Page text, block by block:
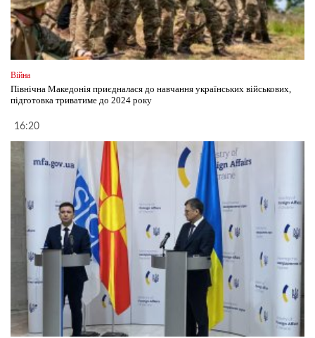
Війна
Північна Македонія приєдналася до навчання українських військових,
підготовка триватиме до 2024 року
16:20